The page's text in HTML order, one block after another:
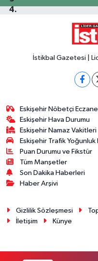
İstikbal Gazetesi |
Eskişehir Nöbetçi
Eskişehir Hava Durumu
Eskişehir Namaz Vakitleri
Eskişehir Trafik Yoğunluk
Puan Durumu ve Fikstür
Tüm Manşetler
Son Dakika Haberleri
Haber Arşivi
Gizlilik Sözleşmesi
İletişim
Künye